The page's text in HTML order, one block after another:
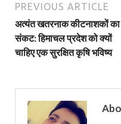
PREVIOUS ARTICLE
अत्यंत खतरनाक कीटनाशकों का
संकट: हिमाचल प्रदेश को क्यों
चाहिए एक सुरक्षित कृषि भविष्य